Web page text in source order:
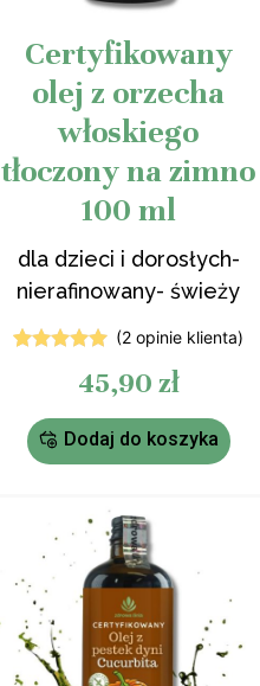
Certyfikowany
olej z orzecha
włoskiego
tłoczony na zimno
100 ml
dla dzieci i dorosłych-
nierafinowany- świeży
na 5
podstawie
ocen
klientów
(2opinie klienta)
45,90 zł
Dodaj do koszyka